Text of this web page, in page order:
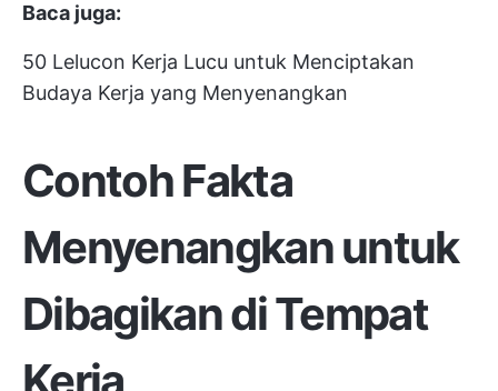
Baca juga:
50 Lelucon Kerja Lucu untuk Menciptakan
Budaya Kerja yang Menyenangkan
Contoh Fakta
Menyenangkan untuk
Dibagikan di Tempat